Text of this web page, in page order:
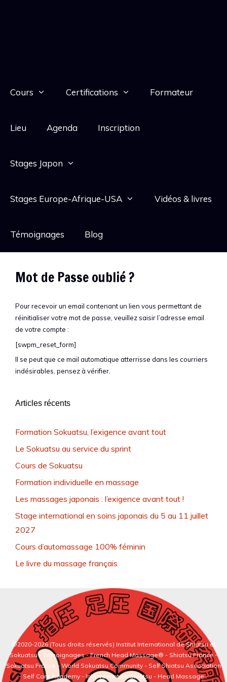
Cours Certifications Formateur
Lieu Agenda Inscription
Stages Japon
Stages Europe-Afrique-USA Vidéos & livres
Témoignages Blog
Mot de Passe oublié ?
Pour recevoir un email contenant un lien vous permettant de
réinitialiser votre mot de passe, veuillez saisir l’adresse email
de votre compte :
[swpm_reset_form]
Il se peut que ce mail automatique atterrisse dans les courriers
indésirables, pensez à vérifier.
Articles récents
Formation Sokuatsu, l’exigence avant tout
Le Sokuatsu au service du sprint
Cours de Sokuatsu
Formation individuelle en massage
Les massages japonais : l’exigence avant tout !
Stage international en soins japonais du 5 au 11 juillet
2027
Cours d’automassage 100% féminin
Le livre du massage français
©2020-2026 (Tous droits réservés) Institut International de Shiatsu et
Sokuatsu- Témoignages-French Head Massage® - Shiatsu France -
Sokuatsu France -World Sokuatsu Community - Self Shiatsu Association
- Self Care Academy - Intervenant en Shiatsu - Head Massage-